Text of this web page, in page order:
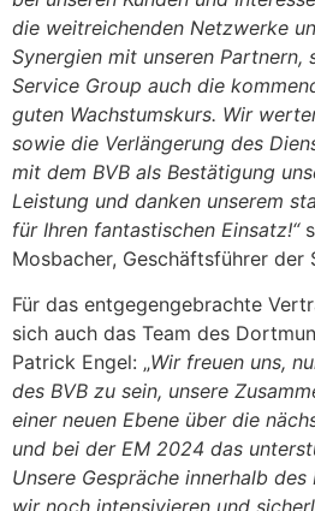
die weitreichenden Netzwerke
Synergien mit unseren
Service Group auch die
guten Wachstumskurs. Wir
sowie die Verlängerung des
mit dem BVB als Bestätigung
Leistung und danken unserem
für Ihren fantastischen Einsatz!“
Mosbacher, Geschäftsführer der
Für das entgegengebrachte
sich auch das Team des
Patrick Engel: „Wir freuen uns,
des BVB zu sein, unsere
einer neuen Ebene über die
und bei der EM 2024 das
Unsere Gespräche innerhalb
wir noch intensivieren und